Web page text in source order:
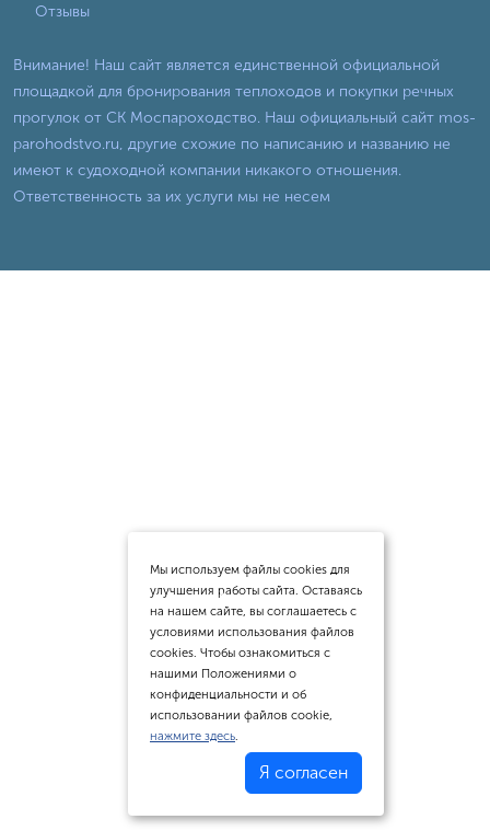
Отзывы
Внимание! Наш сайт является единственной официальной
площадкой для бронирования теплоходов и покупки речных
прогулок от СК Моспароходство. Наш официальный сайт mos-
parohodstvo.ru, другие схожие по написанию и названию не
имеют к судоходной компании никакого отношения.
Ответственность за их услуги мы не несем
Мы используем файлы cookies для
улучшения работы сайта. Оставаясь
на нашем сайте, вы соглашаетесь с
условиями использования файлов
cookies. Чтобы ознакомиться с
нашими Положениями о
конфиденциальности и об
использовании файлов cookie,
нажмите здесь.
Я согласен